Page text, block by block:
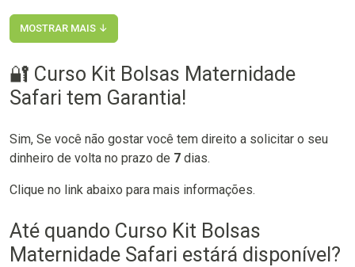
MOSTRAR MAIS ↓
🔐 Curso Kit Bolsas Maternidade
Safari tem Garantia!
Sim, Se você não gostar você tem direito a solicitar o seu
dinheiro de volta no prazo de 7 dias.
Clique no link abaixo para mais informações.
Até quando Curso Kit Bolsas
Maternidade Safari estárá disponível?